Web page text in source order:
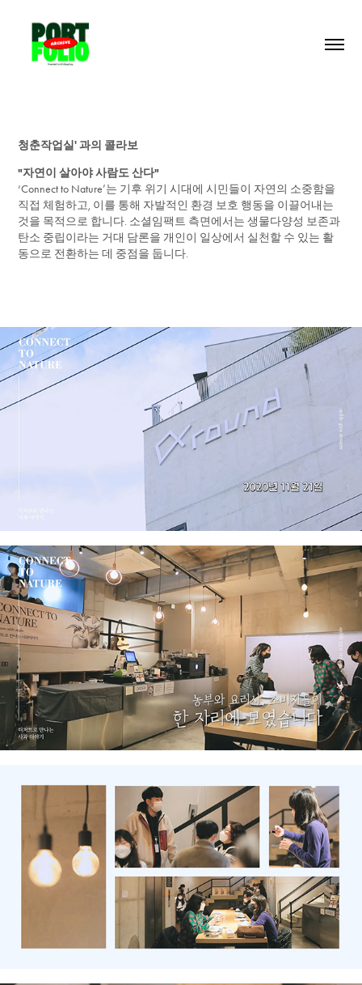
청춘작업실' 과의 콜라보
"자연이 살아야 사람도 산다"
‘Connect to Nature’는 기후 위기 시대에 시민들이 자연의 소중함을
직접 체험하고, 이를 통해 자발적인 환경 보호 행동을 이끌어내는
것을 목적으로 합니다. 소셜임팩트 측면에서는 생물다양성 보존과
탄소 중립이라는 거대 담론을 개인이 일상에서 실천할 수 있는 활
동으로 전환하는 데 중점을 둡니다.